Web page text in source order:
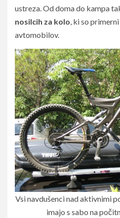
ustreza. Od doma do kampa
nosilcih za kolo , ki so
avtomobilov.
Vsi navdušenci nad aktivnimi
imajo s sabo na